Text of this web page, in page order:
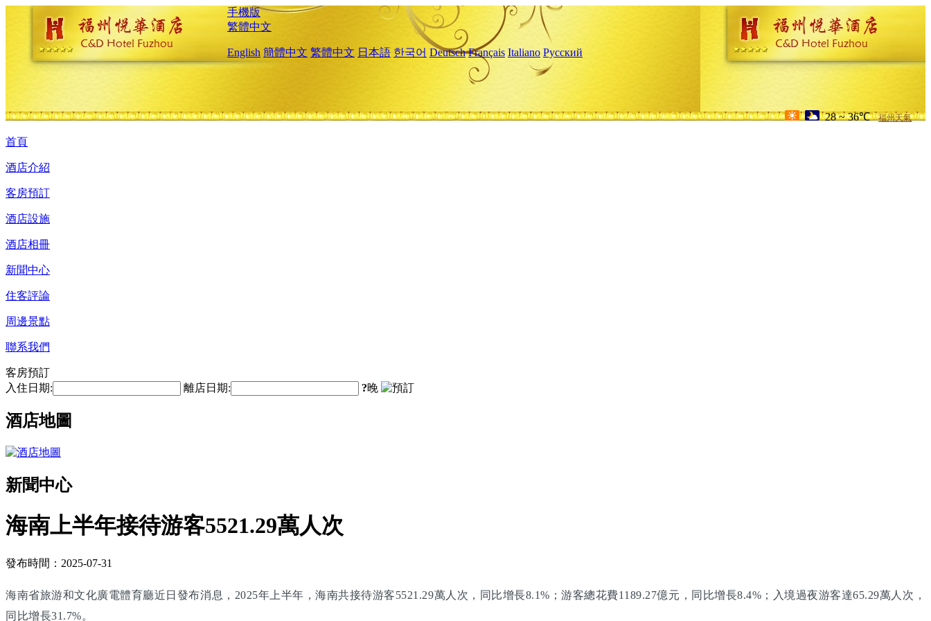
手機版
繁體中文
English 簡體中文 繁體中文 日本語 한국어 Deutsch Français Italiano Русский
28 ~ 36℃ 福州天氣
首頁
酒店介紹
客房預訂
酒店設施
酒店相冊
新聞中心
住客評論
周邊景點
聯系我們
客房預訂
入住日期:
離店日期: ?晚
酒店地圖
新聞中心
海南上半年接待游客5521.29萬人次
發布時間：2025-07-31
海南省旅游和文化廣電體育廳近日發布消息，2025年上半年，海南共接待游客5521.29萬人次，同比增長8.1%；游客總花費1189.27億元，同比增長8.4%；入境過夜游客達65.29萬人次，
同比增長31.7%。